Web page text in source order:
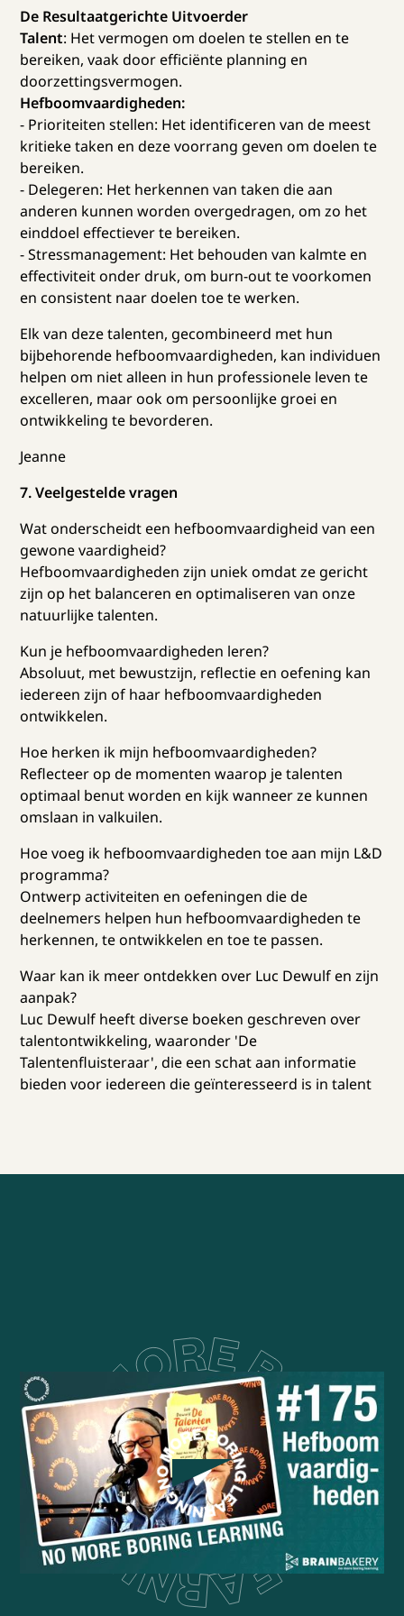
De Resultaatgerichte Uitvoerder
Talent: Het vermogen om doelen te stellen en te
bereiken, vaak door efficiënte planning en
doorzettingsvermogen.
Hefboomvaardigheden:
- Prioriteiten stellen: Het identificeren van de meest
kritieke taken en deze voorrang geven om doelen te
bereiken.
- Delegeren: Het herkennen van taken die aan
anderen kunnen worden overgedragen, om zo het
einddoel effectiever te bereiken.
- Stressmanagement: Het behouden van kalmte en
effectiviteit onder druk, om burn-out te voorkomen
en consistent naar doelen toe te werken.
Elk van deze talenten, gecombineerd met hun
bijbehorende hefboomvaardigheden, kan individuen
helpen om niet alleen in hun professionele leven te
excelleren, maar ook om persoonlijke groei en
ontwikkeling te bevorderen.
Jeanne
7. Veelgestelde vragen
Wat onderscheidt een hefboomvaardigheid van een
gewone vaardigheid?
Hefboomvaardigheden zijn uniek omdat ze gericht
zijn op het balanceren en optimaliseren van onze
natuurlijke talenten.
Kun je hefboomvaardigheden leren?
Absoluut, met bewustzijn, reflectie en oefening kan
iedereen zijn of haar hefboomvaardigheden
ontwikkelen.
Hoe herken ik mijn hefboomvaardigheden?
Reflecteer op de momenten waarop je talenten
optimaal benut worden en kijk wanneer ze kunnen
omslaan in valkuilen.
Hoe voeg ik hefboomvaardigheden toe aan mijn L&D
programma?
Ontwerp activiteiten en oefeningen die de
deelnemers helpen hun hefboomvaardigheden te
herkennen, te ontwikkelen en toe te passen.
Waar kan ik meer ontdekken over Luc Dewulf en zijn
aanpak?
Luc Dewulf heeft diverse boeken geschreven over
talentontwikkeling, waaronder 'De
Talentenfluisteraar', die een schat aan informatie
bieden voor iedereen die geïnteresseerd is in talent